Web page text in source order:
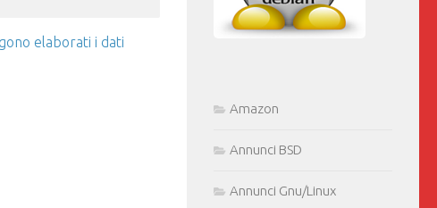
elaborati i dati
Amazon
Annunci BSD
Annunci Gnu/Linux